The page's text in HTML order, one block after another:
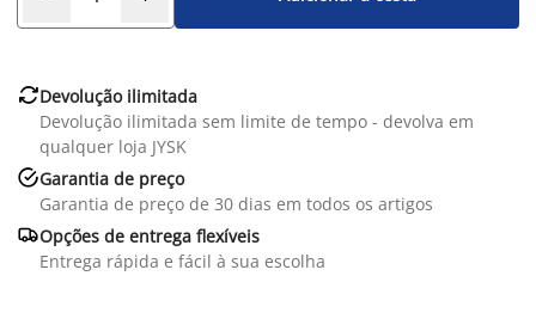
Devolução ilimitada
Devolução ilimitada sem limite de tempo - devolva em
qualquer loja JYSK
Garantia de preço
Garantia de preço de 30 dias em todos os artigos
Opções de entrega flexíveis
Entrega rápida e fácil à sua escolha